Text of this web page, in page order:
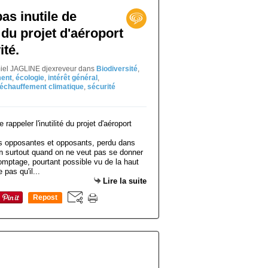
inutile de
projet d'aéroport
JAGLINE djexreveur dans Biodiversité,
, écologie, intérêt général ,
climatique, sécurité
opposantes et opposants, perdu dans
surtout quand on ne veut pas se donner
pourtant possible vu de la haut
pas qu'il...
Lire la suite
Repost